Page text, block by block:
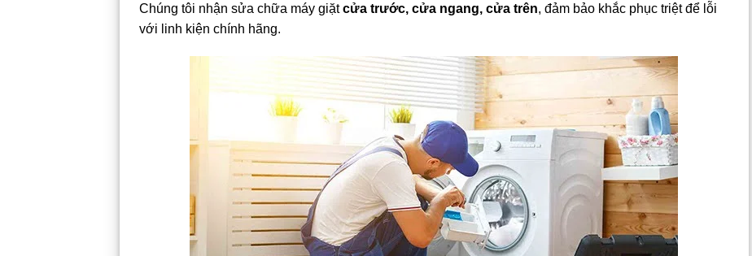
Chúng tôi nhận sửa chữa máy giặtcửa trước, cửa ngang, cửa trên, đảm bảo khắc phục triệt để lỗi
với linh kiện chính hãng.